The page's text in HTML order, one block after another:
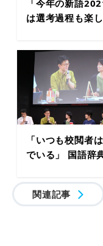
「今年の新語
は選考過程も楽
「いつも校閲者
でいる」 国語辞
関連記事